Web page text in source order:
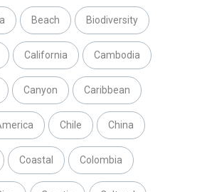
Beach Biodiversity
California Cambodia
Canyon Caribbean
Chile China
Coastal Colombia